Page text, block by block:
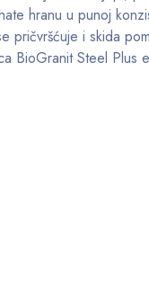
hranu u punoj
i skida
BioGranit Steel